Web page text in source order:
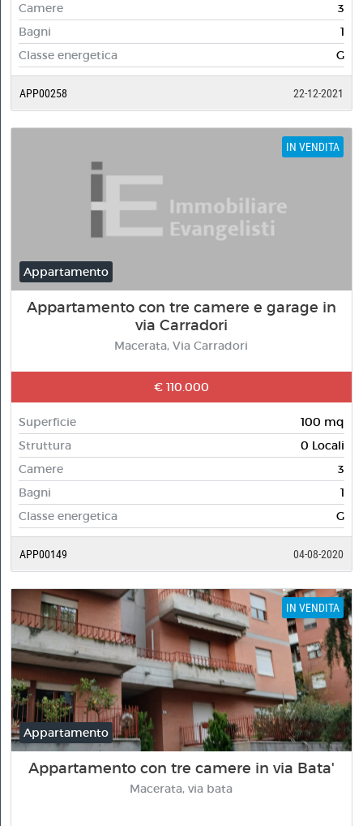
Camere
3
Bagni
1
Classe energetica
G
APP00258 22-12-2021
IN VENDITA
Appartamento
Appartamento con tre camere e garage in
via Carradori
Macerata, Via Carradori
€ 110.000
Superficie
100 mq
Struttura
0 Locali
Camere
3
Bagni
1
Classe energetica
G
APP00149 04-08-2020
IN VENDITA
Appartamento
Appartamento con tre camere in via Bata'
Macerata, via bata